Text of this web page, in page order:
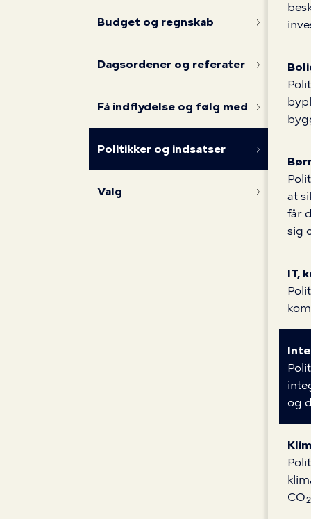
at
får
sig
IT,
og
Budget og regnskab
Dagsordener og referater
Få indflydelse og følg med
Politikker og indsatser
Valg